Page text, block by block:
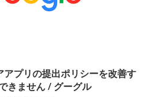
プリの提出ポリシーを改善す
きません / グーグル